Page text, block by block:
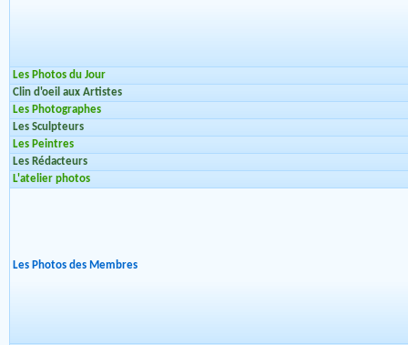
Les Photos du Jour
Clin d'oeil aux Artistes
Les Photographes
Les Sculpteurs
Les Peintres
Les Rédacteurs
L'atelier photos
Les Photos des Membres